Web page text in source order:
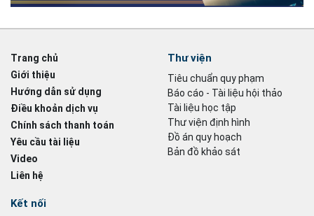
Trang chủ
Giới thiệu
Hướng dẫn sử dụng
Điều khoản dịch vụ
Chính sách thanh toán
Yêu cầu tài liệu
Video
Liên hệ
Thư viện
Tiêu chuẩn quy phạm
Báo cáo - Tài liệu hội thảo
Tài liệu học tập
Thư viện định hình
Đồ án quy hoạch
Bản đồ khảo sát
Kết nối